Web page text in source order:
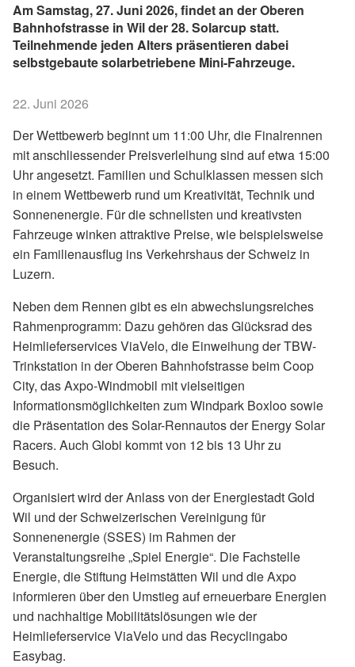
​Am Samstag, 27. Juni 2026, findet an der Oberen
Bahnhofstrasse in Wil der 28. Solarcup statt.
Teilnehmende jeden Alters präsentieren dabei
selbstgebaute solarbetriebene Mini-Fahrzeuge.
22. Juni 2026
Der Wettbewerb beginnt um 11:00 Uhr, die Finalrennen
mit anschliessender Preisverleihung sind auf etwa 15:00
Uhr angesetzt. Familien und Schulklassen messen sich
in einem Wettbewerb rund um Kreativität, Technik und
Sonnenenergie. Für die schnellsten und kreativsten
Fahrzeuge winken attraktive Preise, wie beispielsweise
ein Familienausflug ins Verkehrshaus der Schweiz in
Luzern.
Neben dem Rennen gibt es ein abwechslungsreiches
Rahmenprogramm: Dazu gehören das Glücksrad des
Heimlieferservices ViaVelo, die Einweihung der TBW-
Trinkstation in der Oberen Bahnhofstrasse beim Coop
City, das Axpo-Windmobil mit vielseitigen
Informationsmöglichkeiten zum Windpark Boxloo sowie
die Präsentation des Solar-Rennautos der Energy Solar
Racers. Auch Globi kommt von 12 bis 13 Uhr zu
Besuch.
Organisiert wird der Anlass von der Energiestadt Gold
Wil und der Schweizerischen Vereinigung für
Sonnenenergie (SSES) im Rahmen der
Veranstaltungsreihe „Spiel Energie“. Die Fachstelle
Energie, die Stiftung Heimstätten Wil und die Axpo
informieren über den Umstieg auf erneuerbare Energien
und nachhaltige Mobilitätslösungen wie der
Heimlieferservice ViaVelo und das Recyclingabo
Easybag.